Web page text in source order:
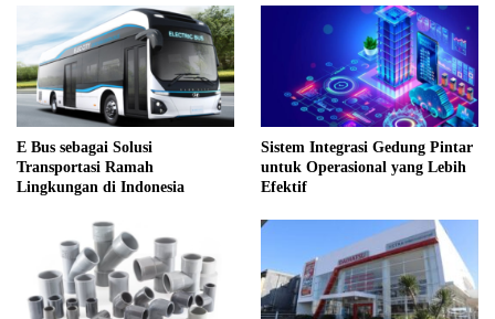
E Bus sebagai Solusi
Transportasi Ramah
Lingkungan di Indonesia
Sistem Integrasi Gedung Pintar
untuk Operasional yang Lebih
Efektif